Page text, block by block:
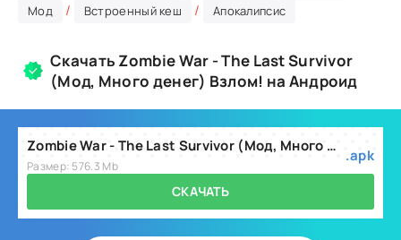
Мод / Встроенный кеш / Апокалипсис
Скачать Zombie War - The Last Survivor
(Мод, Много денег) Взлом! на Андроид
Zombie War - The Last Survivor (Мод, Много денег) v1.35.2
Размер: 576.3 Mb
.apk
СКАЧАТЬ